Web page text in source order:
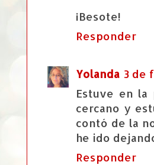
¡Besote!
Responder
Yolanda 3 de
Estuve en la
cercano y
contó de la
he ido
Responder